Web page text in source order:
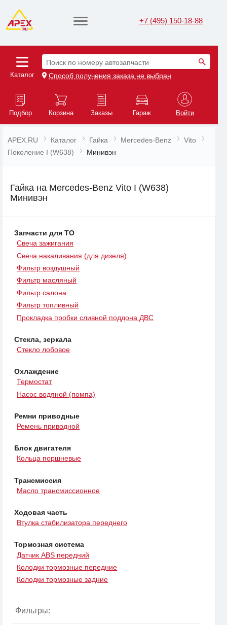
+7 (495) 150-18-88
Каталог
Поиск по номеру автозапчасти
Способ получения заказа не выбран
Подбор Корзина Заказы Гараж Войти
APEX.RU Каталог Гайка Mercedes-Benz
Vito
Поколение I (W638)
Минивэн
Гайка на Mercedes-Benz Vito I (W638)
Минивэн
Запчасти для ТО
Свеча зажигания
Свеча накаливания (для дизеля)
Фильтр воздушный
Фильтр масляный
Фильтр салона
Фильтр топливный
Прокладка пробки сливной поддона ДВС
Стекла, зеркала
Стекло лобовое
Охлаждение
Термостат
Насос водяной (помпа)
Ремни приводные
Ремень приводной
Блок двигателя
Кольца поршневые
Трансмиссия
Масло трансмиссионное
Ходовая часть
Втулка стабилизатора переднего
Тормозная система
Датчик ABS передний
Колодки тормозные передние
Колодки тормозные задние
Фильтры: